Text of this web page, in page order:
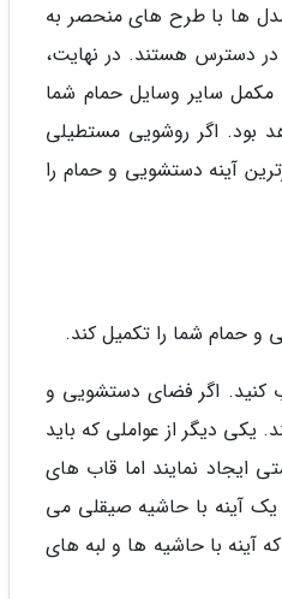
ها با طرح های منحصر به
دسترس هستند. در نهایت،
مکمل سایر وسایل حمام شما
بود. اگر روشویی مستطیلی
آینه دستشویی و حمام را
و حمام شما را تکمیل کند.
کنید. اگر فضای دستشویی و
دیگر از عواملی که باید
نمایند اما قاب های
یک آینه با حاشیه صیقلی می
آینه با حاشیه ها و لبه های